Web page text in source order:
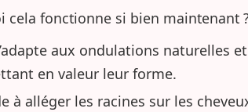
cela fonctionne si bien maintenant
aux ondulations naturelles
en valeur leur forme.
à alléger les racines sur les